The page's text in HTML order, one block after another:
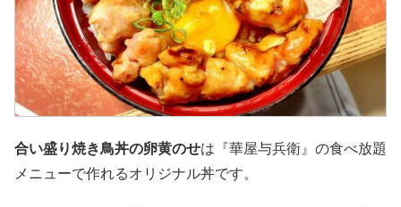
合い盛り焼き鳥丼の卵黄のせは『華屋与兵衛』の食べ放題
メニューで作れるオリジナル丼です。